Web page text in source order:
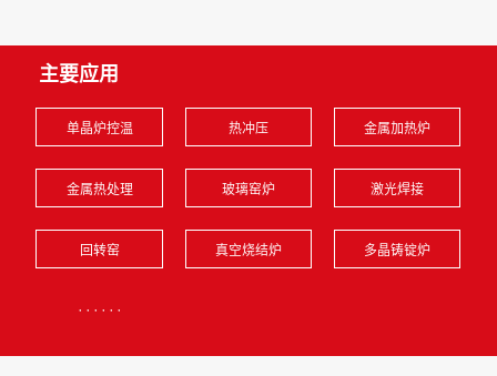
主要应用
单晶炉控温 热冲压 金属加热炉
金属热处理 玻璃窑炉 激光焊接
回转窑 真空烧结炉 多晶铸锭炉
······